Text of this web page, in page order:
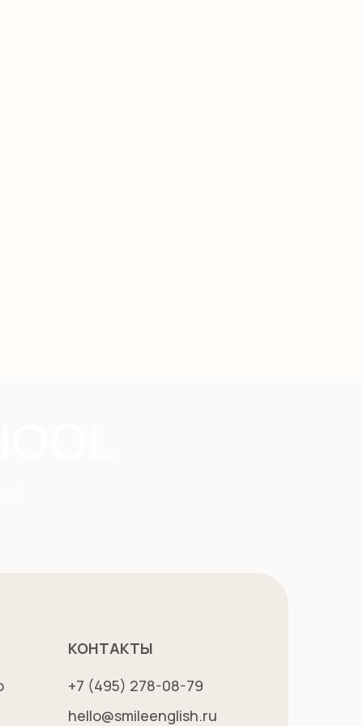
КОНТАКТЫ
+7 (495) 278-08-79
hello@smileenglish.ru